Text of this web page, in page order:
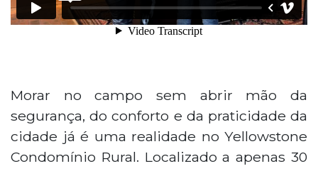
Morar no campo sem abrir mão da
segurança, do conforto e da praticidade da
cidade já é uma realidade no Yellowstone
Condomínio Rural. Localizado a apenas 30